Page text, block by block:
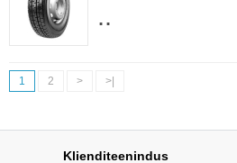
..
1 2 > >|
Klienditeenindus